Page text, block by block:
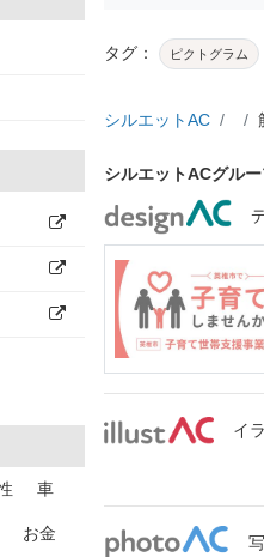
車
お金
タグ： ピクトグラム
シルエットAC
シルエットACグル
イ